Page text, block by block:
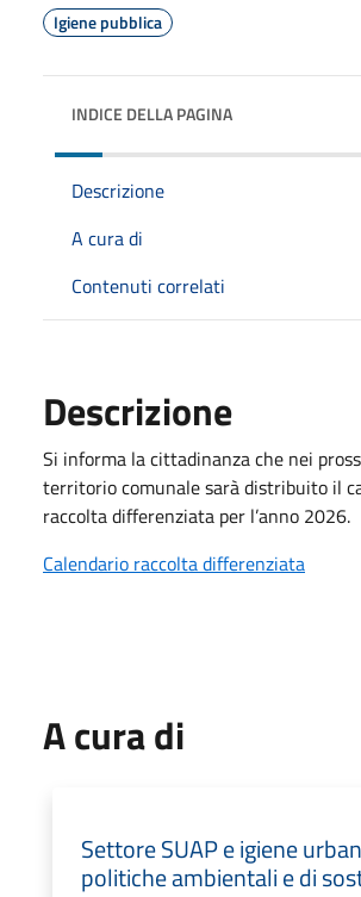
Igiene pubblica
INDICE DELLA PAGINA
Descrizione
A cura di
Contenuti correlati
Descrizione
Si informa la cittadinanza che nei
territorio comunale sarà distribuito il
raccolta differenziata per l’anno 2026.
Calendario raccolta differenziata
A cura di
Settore SUAP e igiene
politiche ambientali e di